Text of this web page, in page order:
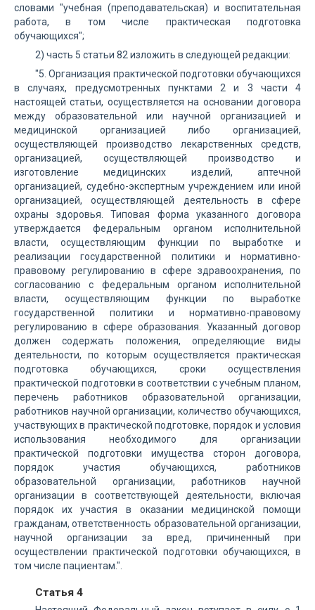
словами "учебная (преподавательская) и воспитательная
работа, в том числе практическая подготовка
обучающихся";
2) часть 5 статьи 82 изложить в следующей редакции:
"5. Организация практической подготовки обучающихся
в случаях, предусмотренных пунктами 2 и 3 части 4
настоящей статьи, осуществляется на основании договора
между образовательной или научной организацией и
медицинской организацией либо организацией,
осуществляющей производство лекарственных средств,
организацией, осуществляющей производство и
изготовление медицинских изделий, аптечной
организацией, судебно-экспертным учреждением или иной
организацией, осуществляющей деятельность в сфере
охраны здоровья. Типовая форма указанного договора
утверждается федеральным органом исполнительной
власти, осуществляющим функции по выработке и
реализации государственной политики и нормативно-
правовому регулированию в сфере здравоохранения, по
согласованию с федеральным органом исполнительной
власти, осуществляющим функции по выработке
государственной политики и нормативно-правовому
регулированию в сфере образования. Указанный договор
должен содержать положения, определяющие виды
деятельности, по которым осуществляется практическая
подготовка обучающихся, сроки осуществления
практической подготовки в соответствии с учебным планом,
перечень работников образовательной организации,
работников научной организации, количество обучающихся,
участвующих в практической подготовке, порядок и условия
использования необходимого для организации
практической подготовки имущества сторон договора,
порядок участия обучающихся, работников
образовательной организации, работников научной
организации в соответствующей деятельности, включая
порядок их участия в оказании медицинской помощи
гражданам, ответственность образовательной организации,
научной организации за вред, причиненный при
осуществлении практической подготовки обучающихся, в
том числе пациентам.".
Статья 4